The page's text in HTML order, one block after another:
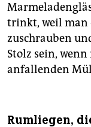
trinkt, weil man
zuschrauben
Stolz sein,
anfallenden
Rumliegen,